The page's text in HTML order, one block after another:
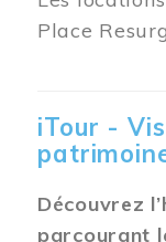
Place
iTour -
Découvrez
parcourant